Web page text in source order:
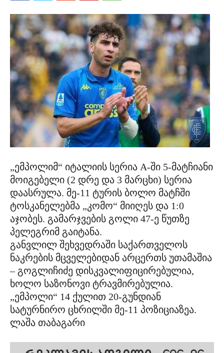
„ემპოლიმ“ იტალიის სერია A-ში 5-მატჩიანი
მოიგებელი (2 დრე და 3 მარცხი) სერია
დაასრულა. მე-11 ტურის ბოლო მატჩში
ტოსკანელებმა „კომო“ მიიღეს და 1:0
აჯობეს. გამარჯვების გოლი 47-ე წუთზე
პელეგრიმ გაიტანა.
განვლილ შეხვედრაში საქართველოს
ნაკრების მცველებიდან არცერთს უთამაშია
– გოგლიჩიძე დისკვალიფიცირებულია,
ხოლო საზონოვი ტრავმირებულია.
„ემპოლი“ 14 ქულით 20-გუნდიან
სატურნირო ცხრილში მე-11 პოზიციაზეა.
ლაშა თაბაგარი